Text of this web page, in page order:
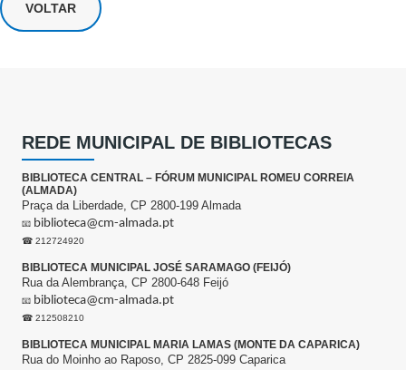
VOLTAR
REDE MUNICIPAL DE BIBLIOTECAS
BIBLIOTECA CENTRAL – FÓRUM MUNICIPAL ROMEU CORREIA
(ALMADA)
Praça da Liberdade, CP 2800-199 Almada
📧 biblioteca@cm-almada.pt
☎ 212724920
BIBLIOTECA MUNICIPAL JOSÉ SARAMAGO (FEIJÓ)
Rua da Alembrança, CP 2800-648 Feijó
📧 biblioteca@cm-almada.pt
☎ 212508210
BIBLIOTECA MUNICIPAL MARIA LAMAS (MONTE DA CAPARICA)
Rua do Moinho ao Raposo, CP 2825-099 Caparica